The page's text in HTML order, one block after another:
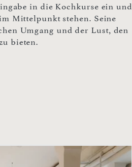
in die Kochkurse ein und
Mittelpunkt stehen. Seine
Umgang und der Lust, den
bieten.